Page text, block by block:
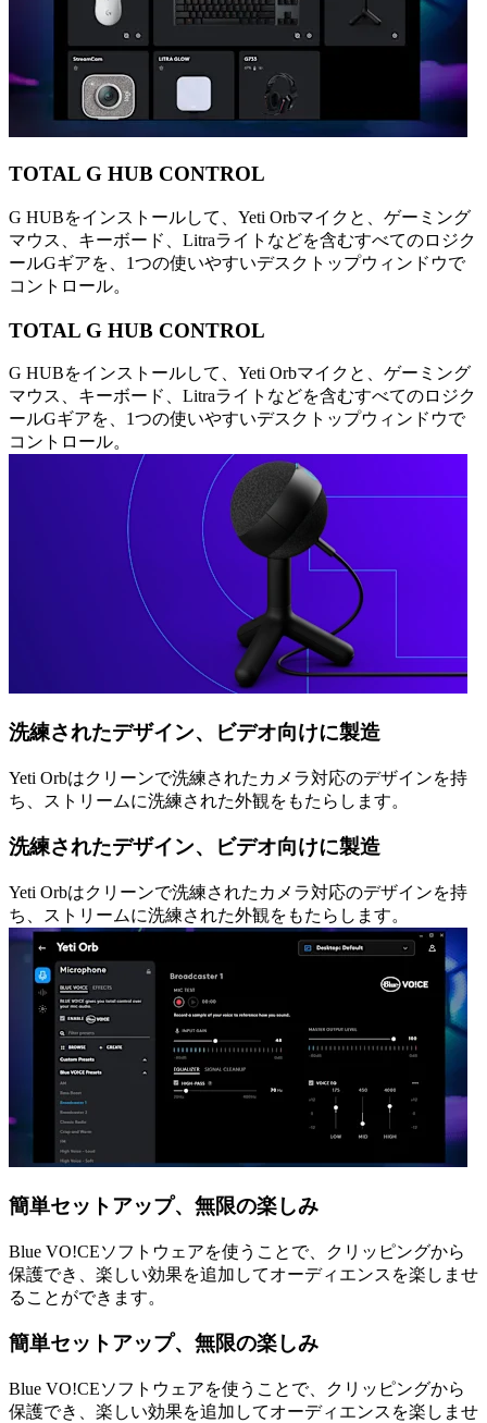
TOTAL G HUB CONTROL
G HUBをインストールして、Yeti Orbマイクと、ゲーミング
マウス、キーボード、Litraライトなどを含むすべてのロジク
ールGギアを、1つの使いやすいデスクトップウィンドウで
コントロール。
TOTAL G HUB CONTROL
G HUBをインストールして、Yeti Orbマイクと、ゲーミング
マウス、キーボード、Litraライトなどを含むすべてのロジク
ールGギアを、1つの使いやすいデスクトップウィンドウで
コントロール。
洗練されたデザイン、ビデオ向けに製造
Yeti Orbはクリーンで洗練されたカメラ対応のデザインを持
ち、ストリームに洗練された外観をもたらします。
洗練されたデザイン、ビデオ向けに製造
Yeti Orbはクリーンで洗練されたカメラ対応のデザインを持
ち、ストリームに洗練された外観をもたらします。
簡単セットアップ、無限の楽しみ
Blue VO!CEソフトウェアを使うことで、クリッピングから
保護でき、楽しい効果を追加してオーディエンスを楽しませ
ることができます。
簡単セットアップ、無限の楽しみ
Blue VO!CEソフトウェアを使うことで、クリッピングから
保護でき、楽しい効果を追加してオーディエンスを楽しませ